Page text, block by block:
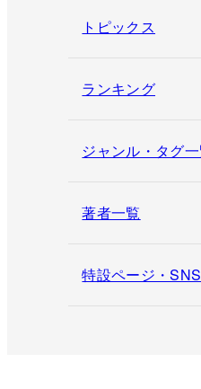
トピックス
ランキング
ジャンル・タグ
著者一覧
特設ページ・